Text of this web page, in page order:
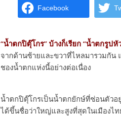
Facebook
“น้ำตกปิตุ๊โกร” บ้างก็เรียก “น้ำตกรูปหั
จากด้านซ้ายและขวาที่ไหลมารวมกัน
ชองน้ำตกแห่งนี้อย่างต่อเนื่อง
น้ำตกปิตุ๊โกรเป็นน้ำตกยักษ์ที่ซ่อนตัวอ
ได้ขึ้นชื่อว่าใหญ่และสูงที่สุดในเมืองไ